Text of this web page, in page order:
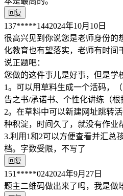
回复
137*****1442024年10月10日
很高兴见到你说您是老师身份的
化教育也有望落实，老师有时间
说正题吧：
您做的这件事儿是好事，但是学
1。可以用草料生成一个活码，
告之书/承诺书、个性化讲练（根
2。在草料中可以新建网址跳转
种积淀，时间久了，就没有作业
3.利用1和2可以方便查看并汇总
档。字数受限，不写了
回复
151*****0242024年9月27日
题主二维码做出来了吗，我是做